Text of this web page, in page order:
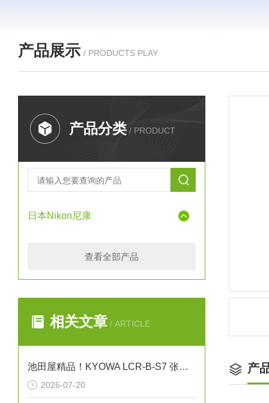
产品展示 / PRODUCTS PLAY
产品分类 / PRODUCT
日本Nikon尼康
查看全部产品
相关文章 / ARTICLE
池田屋精品！KYOWA LCR-B-S7 张力计用载荷传感器
2026-07-20
产